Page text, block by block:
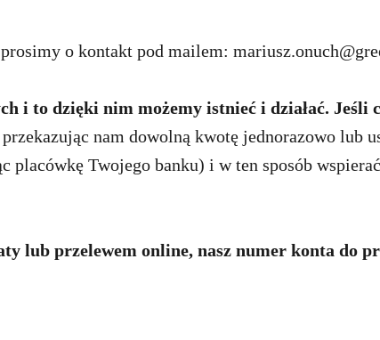
o kontakt pod mailem:
i to dzięki nim możemy istnieć i działać. Jeśli
nam dowolną kwotę jednorazowo lub
Twojego banku) i w ten sposób
lub przelewem online, nasz numer konta do